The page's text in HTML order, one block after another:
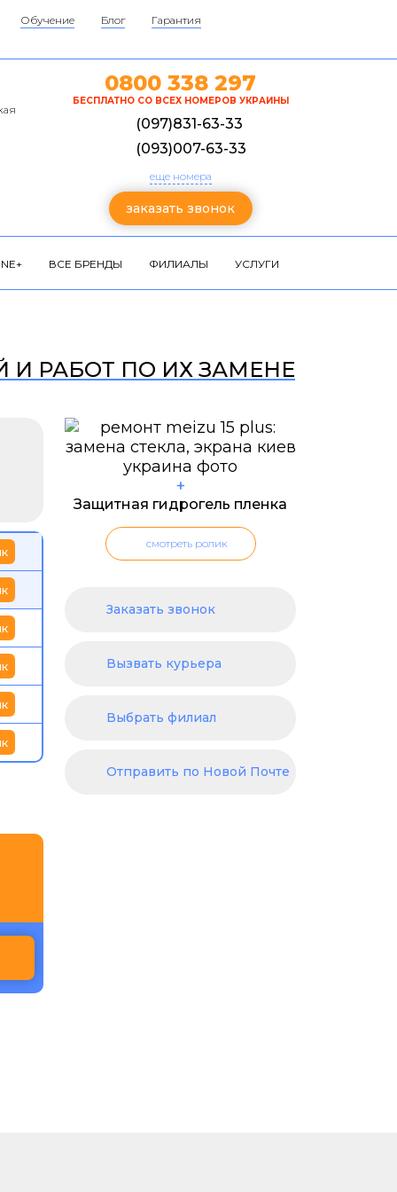
Обучение Блог
Гарантия
0800 338 297
БЕСПЛАТНО СО ВСЕХ НОМЕРОВ УКРАИНЫ
(097)831-63-33
(093)007-63-33
еще номера
заказать звонок
ВСЕ БРЕНДЫ ФИЛИАЛЫ УСЛУГИ
И РАБОТ ПО ИХ ЗАМЕНЕ
+
Защитная гидрогель пленка
смотреть ролик
Заказать звонок
Вызвать курьера
Выбрать филиал
Отправить по Новой Почте